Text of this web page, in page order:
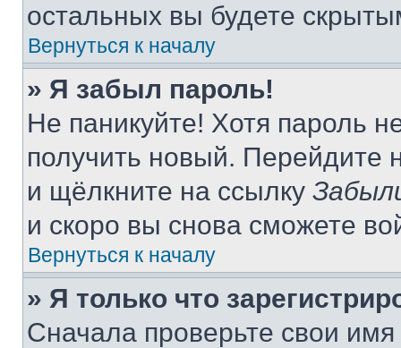
остальных вы будете
Вернуться к началу
» Я забыл пароль!
Не паникуйте! Хотя пароль
получить новый. Перейдите
и щёлкните на ссылку
и скоро вы снова сможете
Вернуться к началу
» Я только что
Сначала проверьте свои